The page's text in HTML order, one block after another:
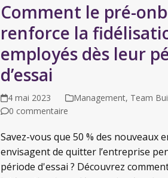
Comment le pré-
renforce la
employés dès leur
d’essai
4 mai 2023 Management, Team
0 commentaire
Savez-vous que 50 % des nouveaux
envisagent de quitter l’entreprise
période d'essai ? Découvrez